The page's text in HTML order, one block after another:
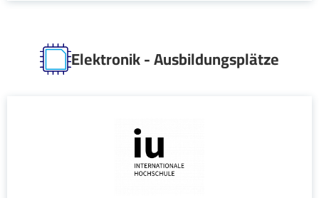
Elektronik - Ausbildungsplätze